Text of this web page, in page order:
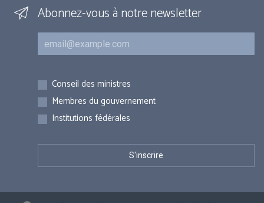
Abonnez-vous à notre newsletter
Courriel
Inscriptions
Conseil des ministres
Membres du gouvernement
Institutions fédérales